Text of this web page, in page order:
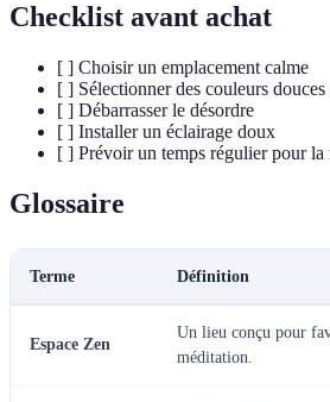
Checklist avant achat
[ ] Choisir un emplacement calme
[ ] Sélectionner des couleurs douces
[ ] Débarrasser le désordre
[ ] Installer un éclairage doux
[ ] Prévoir un temps régulier pour la
Glossaire
Terme Définition
Espace Zen
Un lieu conçu pour
méditation.